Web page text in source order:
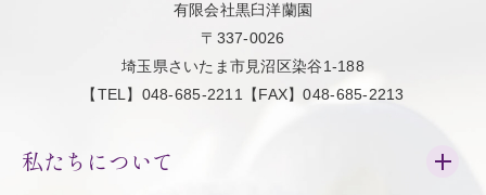
有限会社黒臼洋蘭園
〒337-0026
埼玉県さいたま市見沼区染谷1-188
【TEL】048-685-2211【FAX】048-685-2213
私たちについて